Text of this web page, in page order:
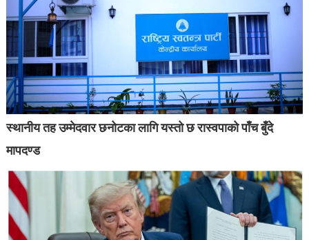
स्थानीय तह उम्मेदवार छनोटका लागि यस्तो छ रास्वपाको पाँच बुँदे
मापदण्ड